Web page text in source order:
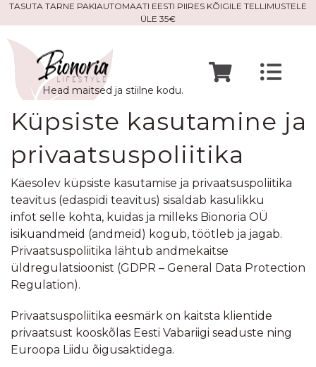
Skip
to
content
TASUTA TARNE PAKIAUTOMAATI EESTI PIIRES KÕIGILE TELLIMUSTELE
ÜLE 35€
Head maitsed ja stiilne kodu.
Avaleht
Küpsiste kasutamine ja
privaatsuspoliitika
Käesolev küpsiste kasutamise ja privaatsuspoliitika
teavitus (edaspidi teavitus) sisaldab kasulikku
infot selle kohta, kuidas ja milleks Bionoria OÜ
isikuandmeid (andmeid) kogub, töötleb ja jagab.
Privaatsuspoliitika lähtub andmekaitse
üldregulatsioonist (GDPR – General Data Protection
Regulation).
Privaatsuspoliitika eesmärk on kaitsta klientide
privaatsust kooskõlas Eesti Vabariigi seaduste ning
Euroopa Liidu õigusaktidega.